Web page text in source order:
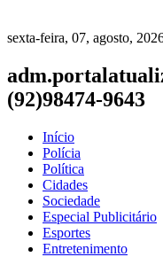
sexta-feira, 07, agosto,
(92)98474-9643
Início
Polícia
Política
Cidades
Sociedade
Especial Publicitário
Esportes
Entretenimento